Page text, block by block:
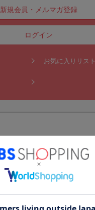
新規会員・メルマガ登録
ログイン
お気に入りリスト